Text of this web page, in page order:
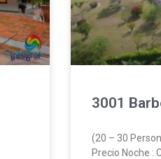
3001
(20 – 30
Precio Noche :